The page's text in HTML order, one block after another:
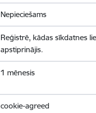
Nepieciešams
Reģistrē, kādas sīkdatnes
apstiprinājis.
1 mēnesis
cookie-agreed